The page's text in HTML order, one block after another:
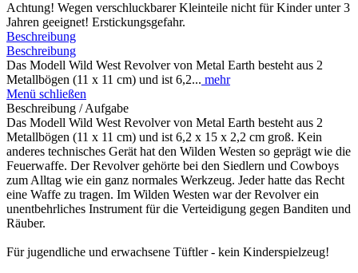
Achtung! Wegen verschluckbarer Kleinteile nicht für Kinder unter 3
Jahren geeignet! Erstickungsgefahr.
Beschreibung
Beschreibung
Das Modell Wild West Revolver von Metal Earth besteht aus 2
Metallbögen (11 x 11 cm) und ist 6,2... mehr
Menü schließen
Beschreibung / Aufgabe
Das Modell Wild West Revolver von Metal Earth besteht aus 2
Metallbögen (11 x 11 cm) und ist 6,2 x 15 x 2,2 cm groß. Kein
anderes technisches Gerät hat den Wilden Westen so geprägt wie die
Feuerwaffe. Der Revolver gehörte bei den Siedlern und Cowboys
zum Alltag wie ein ganz normales Werkzeug. Jeder hatte das Recht
eine Waffe zu tragen. Im Wilden Westen war der Revolver ein
unentbehrliches Instrument für die Verteidigung gegen Banditen und
Räuber.
Für jugendliche und erwachsene Tüftler - kein Kinderspielzeug!